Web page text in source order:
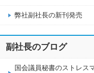
弊社副社長の新刊発売
副社長のブログ
国会議員秘書のストレス